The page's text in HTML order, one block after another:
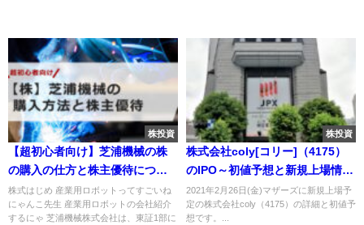
株投資
【超初心者向け】芝浦機械の株
の購入の仕方と株主優待につい
て
株式はじめ 産業用ロボットってすごいね
にゃんこ先生 産業用ロボットの会社紹介
するにゃ 芝浦機械株式会社は、東証1部に
株投資
株式会社coly[コリー]（4175）
のIPO～初値予想と新規上場情報
～
2021年2月26日(金)マザーズに新規上場予
定の株式会社coly（4175）の詳細と初値予
想です。...